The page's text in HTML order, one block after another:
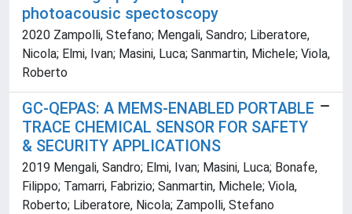
photoacousic spectoscopy
2020 Zampolli, Stefano; Mengali, Sandro; Liberatore,
Nicola; Elmi, Ivan; Masini, Luca; Sanmartin, Michele; Viola,
Roberto
GC-QEPAS: A MEMS-ENABLED PORTABLE
TRACE CHEMICAL SENSOR FOR SAFETY
& SECURITY APPLICATIONS
2019 Mengali, Sandro; Elmi, Ivan; Masini, Luca; Bonafe,
Filippo; Tamarri, Fabrizio; Sanmartin, Michele; Viola,
Roberto; Liberatore, Nicola; Zampolli, Stefano